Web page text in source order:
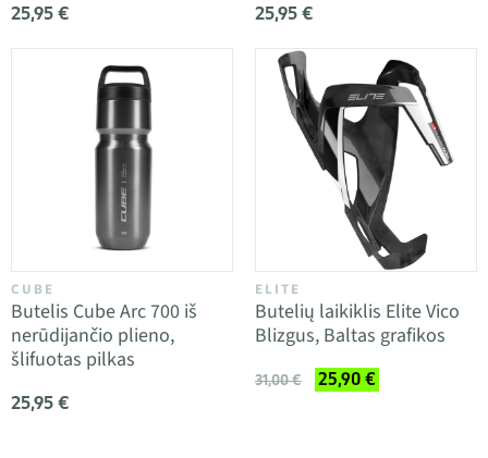
25,95 € 25,95 €
CUBE
Butelis Cube Arc 700 iš
nerūdijančio plieno,
šlifuotas pilkas
25,95 €
ELITE
Butelių laikiklis Elite Vico
Blizgus, Baltas grafikos
31,00 € 25,90 €